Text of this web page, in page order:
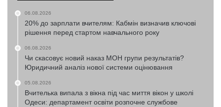
06.08.2026
20% до зарплати вчителям: Кабмін визначив ключові
рішення перед стартом навчального року
06.08.2026
Чи скасовує новий наказ МОН групи результатів?
Юридичний аналіз нової системи оцінювання
05.08.2026
Вчителька випала з вікна під час миття вікон у школі
Одеси: департамент освіти розпочне службове